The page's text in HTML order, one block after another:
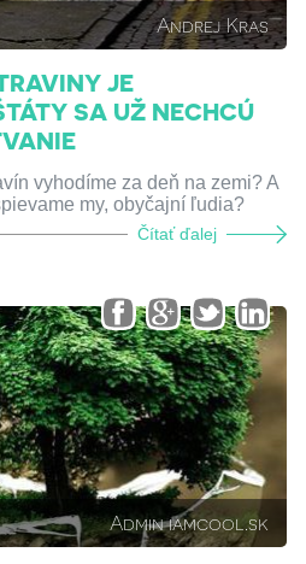
Andrej Kras
JE
SA UŽ NECHCÚ
vyhodíme za deň na zemi? A
my, obyčajní ľudia?
Čítať ďalej
Admin iamcool.sk